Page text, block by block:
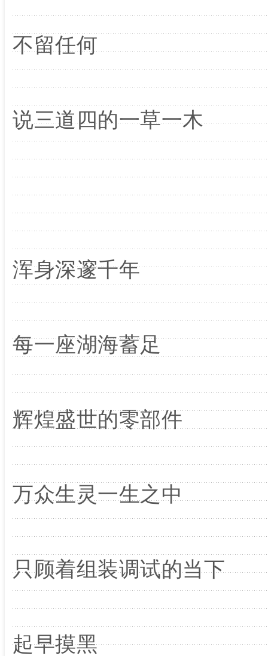
不留任何
说三道四的一草一木
浑身深邃千年
每一座湖海蓄足
辉煌盛世的零部件
万众生灵一生之中
只顾着组装调试的当下
起早摸黑